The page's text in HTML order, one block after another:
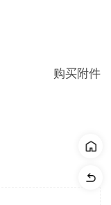
购买附件